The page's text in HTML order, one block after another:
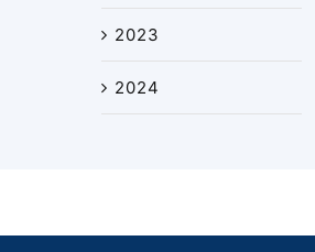
2023
2024